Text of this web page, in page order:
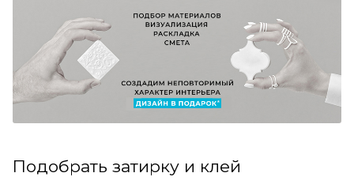
Подобрать затирку и клей